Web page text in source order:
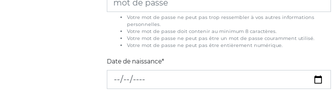
Votre mot de passe ne peut pas trop ressembler à vos autres informations
personnelles.
Votre mot de passe doit contenir au minimum 8 caractères.
Votre mot de passe ne peut pas être un mot de passe couramment utilisé.
Votre mot de passe ne peut pas être entièrement numérique.
Date de naissance*